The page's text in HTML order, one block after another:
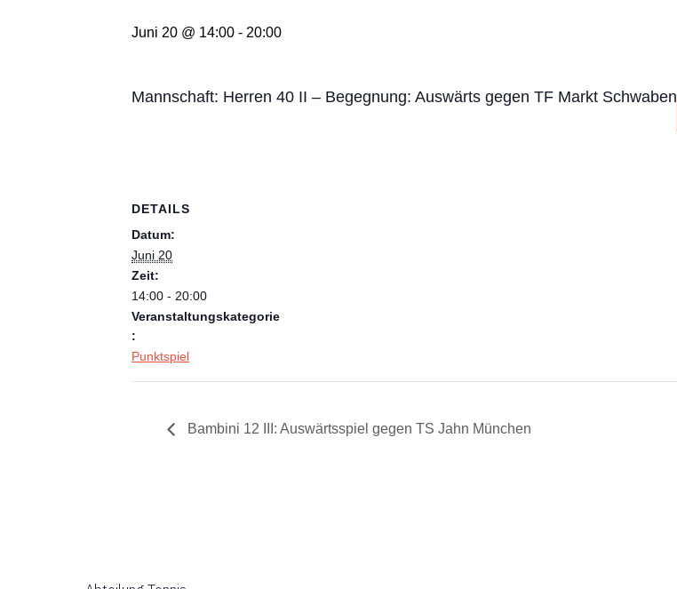
Juni 20 @ 14:00 - 20:00
Mannschaft: Herren 40 II – Begegnung: Auswärts gegen TF Markt Schwaben
DETAILS
Datum:
Juni 20
Zeit:
14:00 - 20:00
Veranstaltungskategorie
:
Punktspiel
Bambini 12 III: Auswärtsspiel gegen TS Jahn München